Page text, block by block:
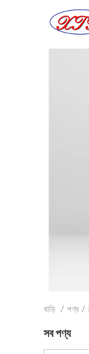
বাড়ি / পণ্য /
সব পণ্য